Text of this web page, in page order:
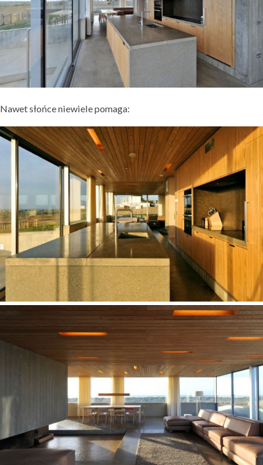
Nawet słońce niewiele pomaga: